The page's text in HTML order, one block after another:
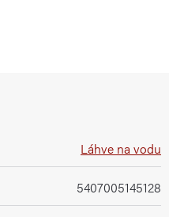
Láhve na vodu
5407005145128